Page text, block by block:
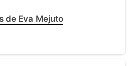
de Eva Mejuto